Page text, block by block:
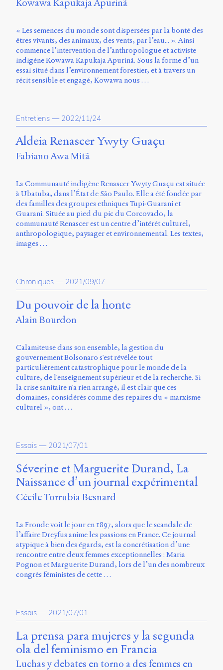
Kowawa Kapukaja Apurinã
« Les semences du monde sont dispersées par la bonté des
êtres vivants, des animaux, des vents, par l’eau... ». Ainsi
commence l’intervention de l’anthropologue et activiste
indigène Kowawa Kapukaja Apurinã. Sous la forme d’un
essai situé dans l’environnement forestier, et à travers un
récit sensible et engagé, Kowawa nous …
Entretiens — 2022/11/24
Aldeia Renascer Ywyty Guaçu
Fabiano Awa Mitã
La Communauté indigène Renascer Ywyty Guaçu est située
à Ubatuba, dans l’État de São Paulo. Elle a été fondée par
des familles des groupes ethniques Tupi-Guarani et
Guarani. Située au pied du pic du Corcovado, la
communauté Renascer est un centre d’intérêt culturel,
anthropologique, paysager et environnemental. Les textes,
images …
Chroniques — 2021/09/07
Du pouvoir de la honte
Alain Bourdon
Calamiteuse dans son ensemble, la gestion du
gouvernement Bolsonaro s'est révélée tout
particulièrement catastrophique pour le monde de la
culture, de l'enseignement supérieur et de la recherche. Si
la crise sanitaire n'a rien arrangé, il est clair que ces
domaines, considérés comme des repaires du « marxisme
culturel », ont …
Essais — 2021/07/01
Séverine et Marguerite Durand, La
Naissance d’un journal expérimental
Cécile Torrubia Besnard
La Fronde voit le jour en 1897, alors que le scandale de
l’affaire Dreyfus anime les passions en France. Ce journal
atypique à bien des égards, est la concrétisation d’une
rencontre entre deux femmes exceptionnelles : Maria
Pognon et Marguerite Durand, lors de l’un des nombreux
congrès féministes de cette …
Essais — 2021/07/01
La prensa para mujeres y la segunda
ola del feminismo en Francia
Luchas y debates en torno a des femmes en